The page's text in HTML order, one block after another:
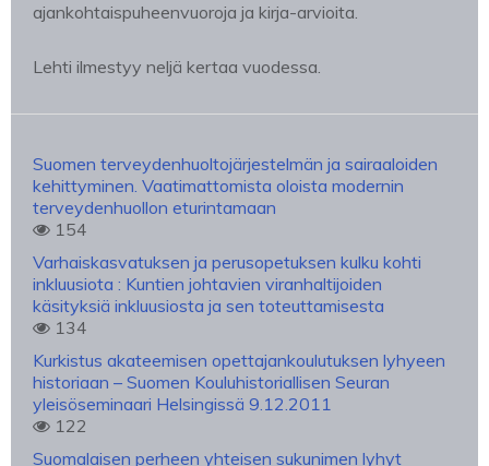
ajankohtaispuheenvuoroja ja kirja-arvioita.
Lehti ilmestyy neljä kertaa vuodessa.
Suomen terveydenhuoltojärjestelmän ja sairaaloiden
kehittyminen. Vaatimattomista oloista modernin
terveydenhuollon eturintamaan
154
Varhaiskasvatuksen ja perusopetuksen kulku kohti
inkluusiota : Kuntien johtavien viranhaltijoiden
käsityksiä inkluusiosta ja sen toteuttamisesta
134
Kurkistus akateemisen opettajankoulutuksen lyhyeen
historiaan – Suomen Kouluhistoriallisen Seuran
yleisöseminaari Helsingissä 9.12.2011
122
Suomalaisen perheen yhteisen sukunimen lyhyt